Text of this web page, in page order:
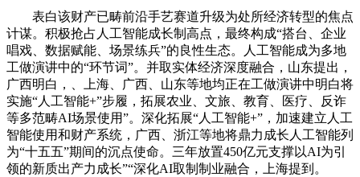
表白该财产已畴前沿手艺赛道升级为处所经济转型的焦点
计谋。积极抢占人工智能成长制高点，最终构成“搭台、企业
唱戏、数据赋能、场景练兵”的良性生态。人工智能成为多地
工做演讲中的“环节词”。并取实体经济深度融合，山东提出，
广西明白，、上海、广西、山东等地均正在工做演讲中明白将
实施“人工智能+”步履，拓展农业、文旅、教育、医疗、反诈
等多范畴AI场景使用”。深化拓展“人工智能+”，加速建立人工
智能使用和财产系统，广西、浙江等地将鼎力成长人工智能列
为“十五五”期间的沉点使命。三年放置450亿元支撑以AI为引
领的新质出产力成长”“深化AI取制制业融合，上海提到。